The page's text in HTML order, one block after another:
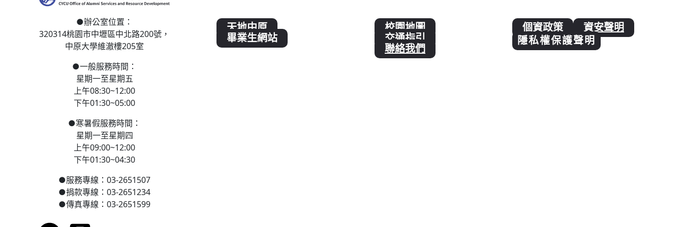
●辦公室位置：
320314桃園市中壢區中北路200號，
中原大學維澈樓205室
●一般服務時間：
星期一至星期五
上午08:30~12:00
下午01:30~05:00
●寒暑假服務時間：
星期一至星期四
上午09:00~12:00
下午01:30~04:30
●服務專線：03-2651507
●捐款專線：03-2651234
●傳真專線：03-2651599
天地中原
畢業生網站
校園地圖
交通指引
聯絡我們
個資政策
資安聲明
隱私權保護聲明